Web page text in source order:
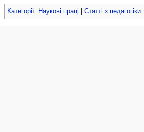
Категорії: Наукові праці Статті з педагогіки